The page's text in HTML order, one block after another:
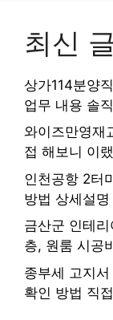
최신
상가114분양
업무 내용 솔
와이즈만영재
접 해보니 이
인천공항 2터
방법 상세설
금산군 인테
층, 원룸 시공
종부세 고지
확인 방법 직